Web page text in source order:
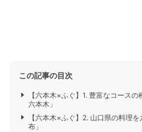
この記事の目次
【六本木×ふぐ】1. 豊富なコース
六本木」
【六本木×ふぐ】2. 山口県の料理
布」